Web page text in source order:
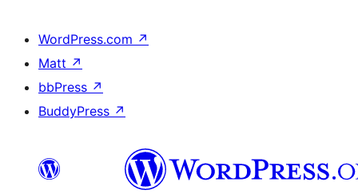
WordPress.com ↗
Matt ↗
bbPress ↗
BuddyPress ↗